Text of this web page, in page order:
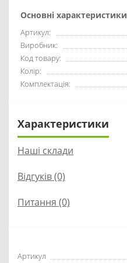
Основні характеристики
Артикул:
Виробник:
Код товару:
Колір:
Комплектація:
Характеристики
Наші склади
Відгуків (0)
Питання (0)
Артикул